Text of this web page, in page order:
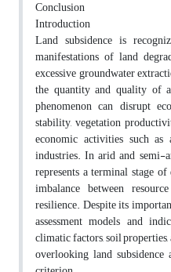
Conclusion
Introduction
Land subsidence is
manifestations of land
excessive groundwater
the quantity and quality of
phenomenon can disrupt
stability, vegetation
economic activities such as
industries. In arid and semi-
represents a terminal stage
imbalance between
resilience. Despite its
assessment models and
climatic factors, soil
overlooking land